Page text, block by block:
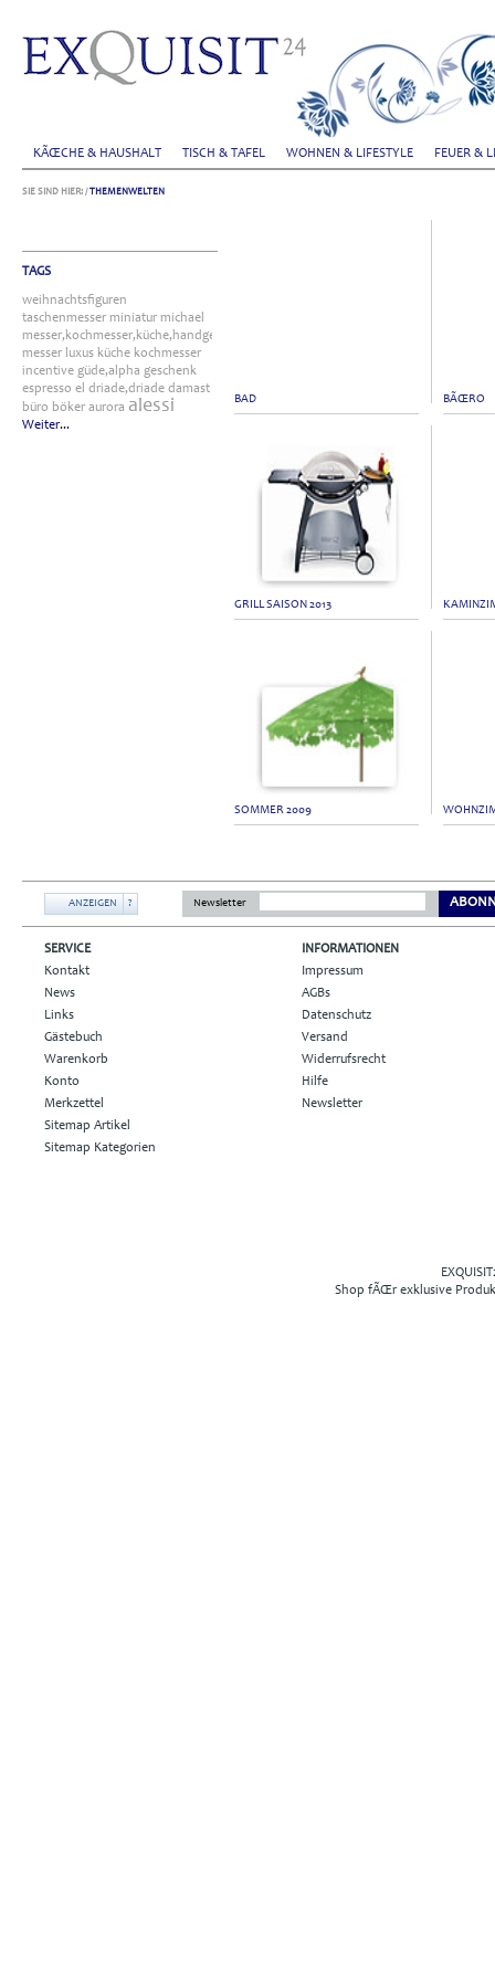
KÃŒCHE & HAUSHALT TISCH & TAFEL WOHNEN & LIFESTYLE FEUER &
SIE SIND HIER: /THEMENWELTEN
TAGS
weihnachtsfiguren
taschenmesser miniatur michael
messer,kochmesser,küche,handgefertigt
messer luxus küche kochmesser
incentive güde,alpha geschenk
espresso el driade,driade damast
büro böker aurora alessi
Weiter...
BAD BÃŒRO
GRILL SAISON 2013
SOMMER 2009
ANZEIGEN ? Newsletter
SERVICE
Kontakt
News
Links
Gästebuch
Warenkorb
Konto
Merkzettel
Sitemap Artikel
Sitemap Kategorien
INFORMATIONEN
Impressum
AGBs
Datenschutz
Versand
Widerrufsrecht
Hilfe
Newsletter
Shop fÃŒr exklusive